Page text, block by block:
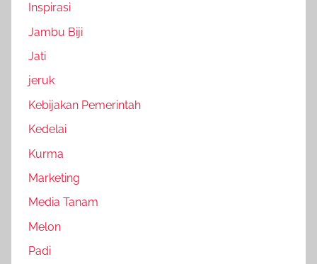
Inspirasi
Jambu Biji
Jati
jeruk
Kebijakan Pemerintah
Kedelai
Kurma
Marketing
Media Tanam
Melon
Padi